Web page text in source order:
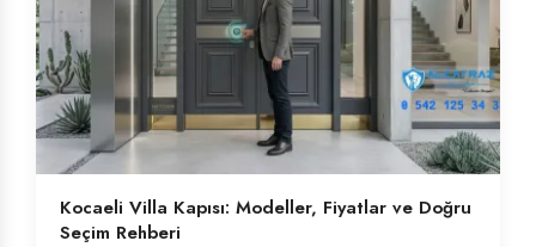
Kocaeli Villa Kapısı: Modeller, Fiyatlar ve Doğru
Seçim Rehberi